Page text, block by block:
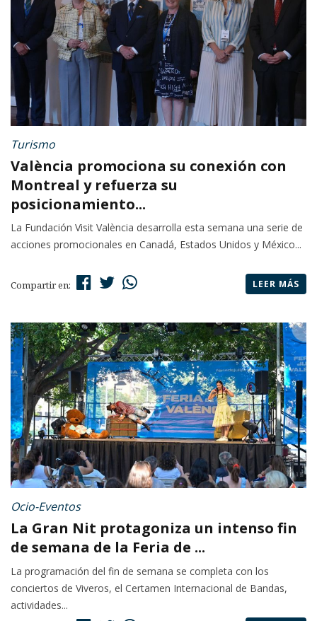
Turismo
València promociona su conexión con
Montreal y refuerza su
posicionamiento...
La Fundación Visit València desarrolla esta semana una serie de
acciones promocionales en Canadá, Estados Unidos y México...
Compartir en: LEER MÁS
Ocio-Eventos
La Gran Nit protagoniza un intenso fin
de semana de la Feria de ...
La programación del fin de semana se completa con los
conciertos de Viveros, el Certamen Internacional de Bandas,
actividades...